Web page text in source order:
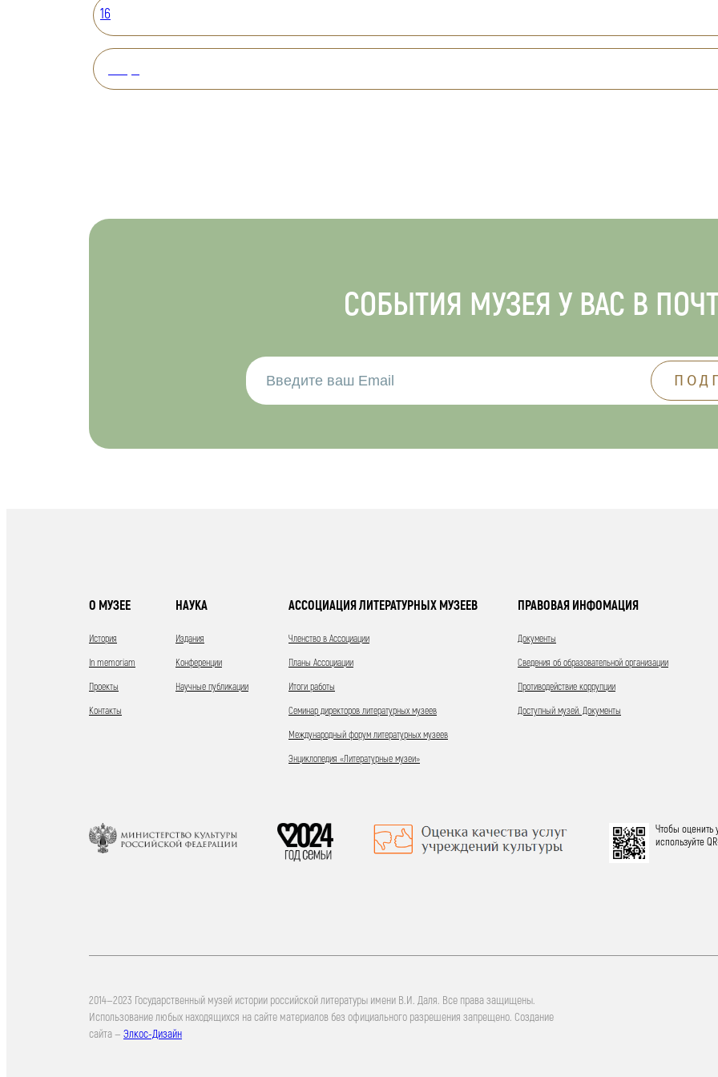
16
СОБЫТИЯ МУЗЕЯ У ВАС В
О МУЗЕЕ
История
In memoriam
Проекты
Контакты
НАУКА
Издания
Конференции
Научные публикации
АССОЦИАЦИЯ ЛИТЕРАТУРНЫХ МУЗЕЕВ
Членство в Ассоциации
Планы Ассоциации
Итоги работы
Семинар директоров литературных музеев
Международный форум литературных музеев
Энциклопедия «Литературные музеи»
ПРАВОВАЯ ИНФОМАЦИЯ
Документы
Сведения об образовательной организации
Противодействие коррупции
Доступный музей. Документы
Чтобы оценить
используйте
2014—2023 Государственный музей истории российской литературы имени В.И. Даля. Все права защищены.
Использование любых находящихся на сайте материалов без официального разрешения запрещено. Создание
сайта — Элкос-Дизайн